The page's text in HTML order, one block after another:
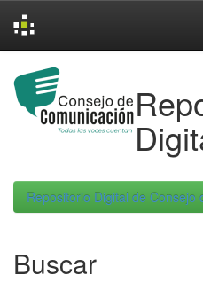
navigation
Repositorio Digital de Consejo
Buscar